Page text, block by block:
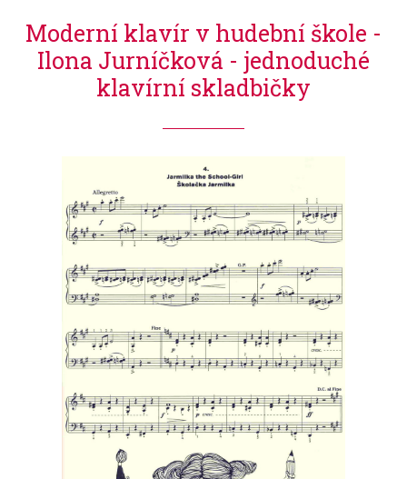
Moderní klavír v hudební škole -
Ilona Jurníčková - jednoduché
klavírní skladbičky